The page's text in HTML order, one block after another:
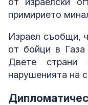
примирието
Израел съобщи,
от бойци в Газа
Двете страни
нарушенията на